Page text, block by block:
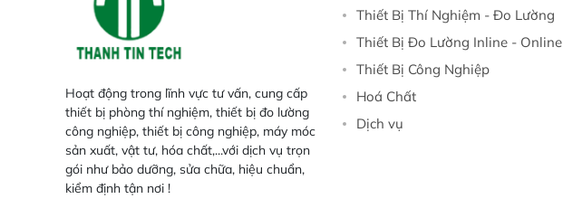
Hoạt động trong lĩnh vực tư vấn, cung cấp
thiết bị phòng thí nghiệm, thiết bị đo lường
công nghiệp, thiết bị công nghiệp, máy móc
sản xuất, vật tư, hóa chất,...với dịch vụ trọn
gói như bảo dưỡng, sửa chữa, hiệu chuẩn,
kiểm định tận nơi !
Thiết Bị Thí Nghiệm - Đo Lường
Thiết Bị Đo Lường Inline - Online
Thiết Bị Công Nghiệp
Hoá Chất
Dịch vụ